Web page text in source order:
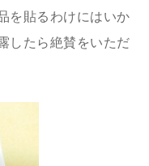
を貼るわけにはいか
したら絶賛をいただ